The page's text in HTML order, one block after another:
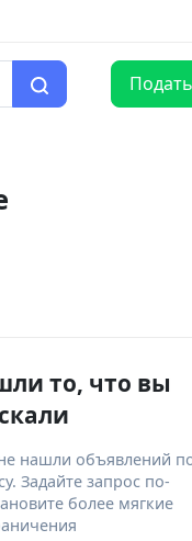
то, что вы
нашли объявлений
Задайте запрос по-
более мягкие